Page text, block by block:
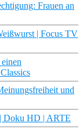
Frauen an
| Focus TV
und
Doku HD | ARTE